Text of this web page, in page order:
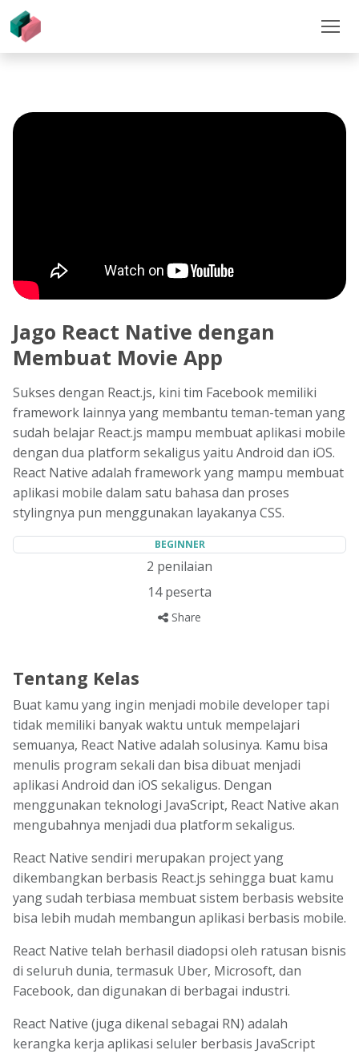
Jago React Native dengan
Membuat Movie App
Sukses dengan React.js, kini tim Facebook memiliki
framework lainnya yang membantu teman-teman yang
sudah belajar React.js mampu membuat aplikasi mobile
dengan dua platform sekaligus yaitu Android dan iOS.
React Native adalah framework yang mampu membuat
aplikasi mobile dalam satu bahasa dan proses
stylingnya pun menggunakan layakanya CSS.
BEGINNER
2 penilaian
14peserta
Share
Tentang Kelas
Buat kamu yang ingin menjadi mobile developer tapi
tidak memiliki banyak waktu untuk mempelajari
semuanya, React Native adalah solusinya. Kamu bisa
menulis program sekali dan bisa dibuat menjadi
aplikasi Android dan iOS sekaligus. Dengan
menggunakan teknologi JavaScript, React Native akan
mengubahnya menjadi dua platform sekaligus.
React Native sendiri merupakan project yang
dikembangkan berbasis React.js sehingga buat kamu
yang sudah terbiasa membuat sistem berbasis website
bisa lebih mudah membangun aplikasi berbasis mobile.
React Native telah berhasil diadopsi oleh ratusan bisnis
di seluruh dunia, termasuk Uber, Microsoft, dan
Facebook, dan digunakan di berbagai industri.
React Native (juga dikenal sebagai RN) adalah
kerangka kerja aplikasi seluler berbasis JavaScript